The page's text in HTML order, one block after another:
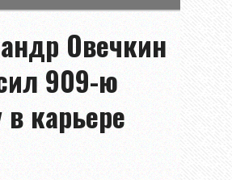
Овечкин
909-ю
карьере